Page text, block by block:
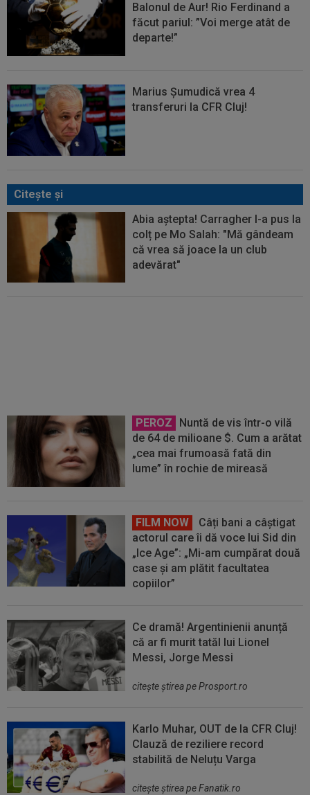
Balonul de Aur! Rio Ferdinand a
făcut pariul: ”Voi merge atât de
departe!”
Marius Șumudică vrea 4
transferuri la CFR Cluj!
Citeşte şi
Abia aștepta! Carragher l-a pus la
colț pe Mo Salah: "Mă gândeam
că vrea să joace la un club
adevărat"
PEROZ
Nuntă de vis într-o vilă
de 64 de milioane $. Cum a arătat
„cea mai frumoasă fată din
lume” în rochie de mireasă
FILM NOW
Câți bani a câștigat
actorul care îi dă voce lui Sid din
„Ice Age”: „Mi-am cumpărat două
case și am plătit facultatea
copiilor”
Ce dramă! Argentinienii anunță
că ar fi murit tatăl lui Lionel
Messi, Jorge Messi
citeşte ştirea pe Prosport.ro
Karlo Muhar, OUT de la CFR Cluj!
Clauză de reziliere record
stabilită de Neluțu Varga
citeşte ştirea pe Fanatik.ro